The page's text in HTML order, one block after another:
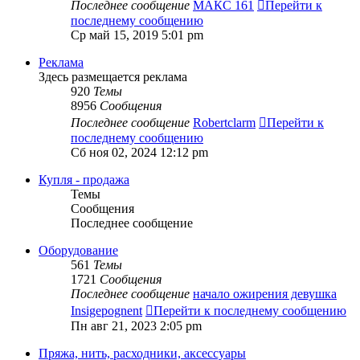
Последнее сообщение МАКС 161
Перейти к
последнему сообщению
Ср май 15, 2019 5:01 pm
Реклама
Здесь размещается реклама
920 Темы
8956 Сообщения
Последнее сообщение Robertclarm
Перейти к
последнему сообщению
Сб ноя 02, 2024 12:12 pm
Купля - продажа
Темы
Сообщения
Последнее сообщение
Оборудование
561 Темы
1721 Сообщения
Последнее сообщение начало ожирения девушка
Insigepognent
Перейти к последнему сообщению
Пн авг 21, 2023 2:05 pm
Пряжа, нить, расходники, аксессуары